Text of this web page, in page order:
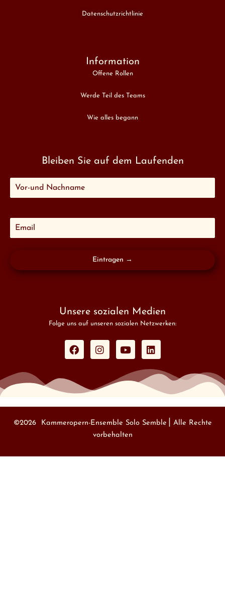
Datenschutzrichtlinie
Information
Offene Rollen
Werde Teil des Teams
Wie alles begann
Bleiben Sie auf dem Laufenden
Eintragen →
Unsere sozialen Medien
Folge uns auf unseren sozialen Netzwerken:
F
a
b
o
I
n
a
g
m
Y
o
t
u
L
i
k
d
©2026 Kammeropern-Ensemble Solo Semble⎟ Alle Rechte
vorbehalten